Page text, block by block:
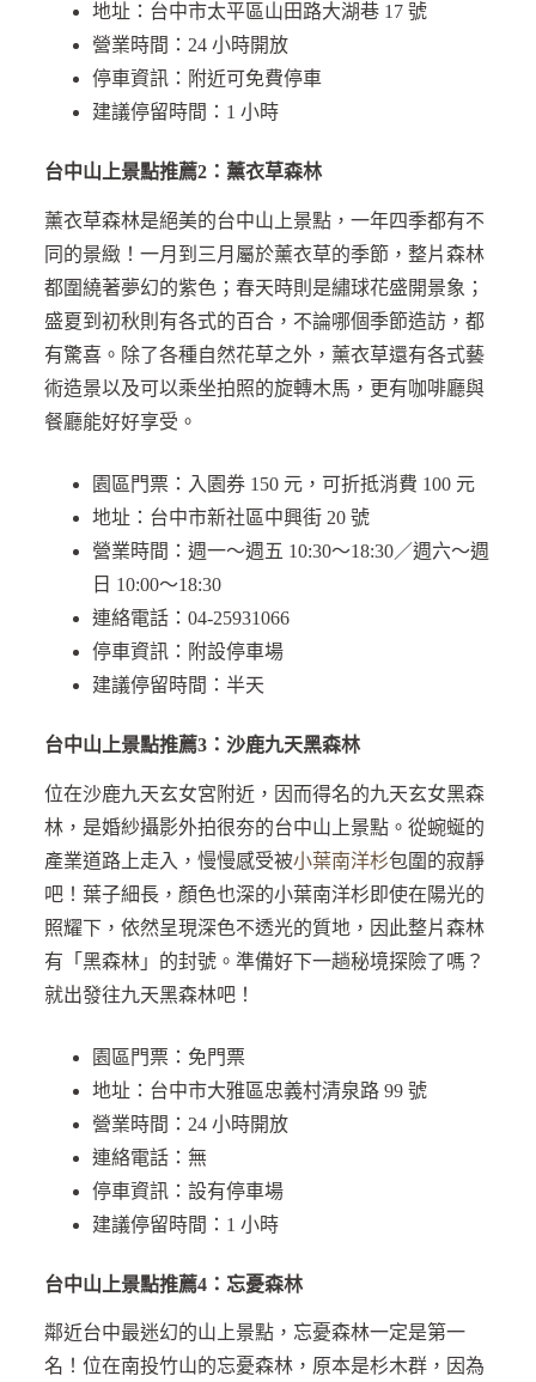
地址：台中市太平區山田路大湖巷 17 號
營業時間：24 小時開放
停車資訊：附近可免費停車
建議停留時間：1 小時
台中山上景點推薦2：薰衣草森林
薰衣草森林是絕美的台中山上景點，一年四季都有不
同的景緻！一月到三月屬於薰衣草的季節，整片森林
都圍繞著夢幻的紫色；春天時則是繡球花盛開景象；
盛夏到初秋則有各式的百合，不論哪個季節造訪，都
有驚喜。除了各種自然花草之外，薰衣草還有各式藝
術造景以及可以乘坐拍照的旋轉木馬，更有咖啡廳與
餐廳能好好享受。
園區門票：入園券 150 元，可折抵消費 100 元
地址：台中市新社區中興街 20 號
營業時間：週一～週五 10:30～18:30／週六～週
日 10:00～18:30
連絡電話：04-25931066
停車資訊：附設停車場
建議停留時間：半天
台中山上景點推薦3：沙鹿九天黑森林
位在沙鹿九天玄女宮附近，因而得名的九天玄女黑森
林，是婚紗攝影外拍很夯的台中山上景點。從蜿蜒的
產業道路上走入，慢慢感受被小葉南洋杉包圍的寂靜
吧！葉子細長，顏色也深的小葉南洋杉即使在陽光的
照耀下，依然呈現深色不透光的質地，因此整片森林
有「黑森林」的封號。準備好下一趟秘境探險了嗎？
就出發往九天黑森林吧！
園區門票：免門票
地址：台中市大雅區忠義村清泉路 99 號
營業時間：24 小時開放
連絡電話：無
停車資訊：設有停車場
建議停留時間：1 小時
台中山上景點推薦4：忘憂森林
鄰近台中最迷幻的山上景點，忘憂森林一定是第一
名！位在南投竹山的忘憂森林，原本是杉木群，因為